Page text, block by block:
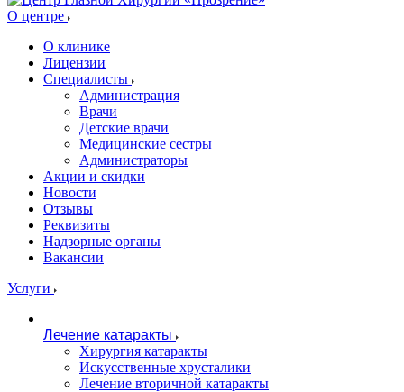
О центре
О клинике
Лицензии
Специалисты
Администрация
Врачи
Детские врачи
Медицинские сестры
Администраторы
Акции и скидки
Новости
Отзывы
Реквизиты
Надзорные органы
Вакансии
Услуги
Лечение катаракты
Хирургия катаракты
Искусственные хрусталики
Лечение вторичной катаракты